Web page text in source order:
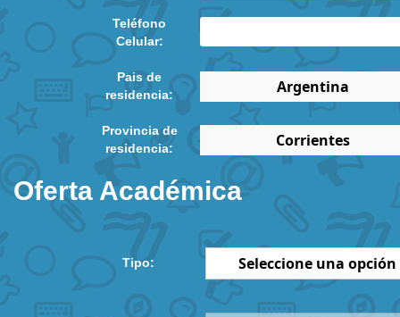
Teléfono
Celular:
Pais de
residencia:
Provincia de
residencia:
Oferta Académica
Tipo: